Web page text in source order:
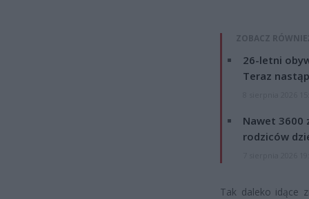
ZOBACZ
26-letni
Teraz
Nawet 3600
rodziców
Tak daleko idące